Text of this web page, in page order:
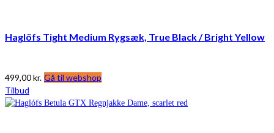
Haglöfs Tight Medium Rygsæk, True Black / Bright Yellow
499,00kr. Gå til webshop
Tilbud